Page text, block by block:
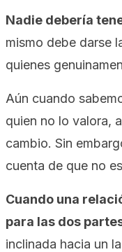
Nadie debería
mismo debe darse
quienes
Aún cuando
quien no lo valora,
cambio. Sin
cuenta de que no
Cuando una
para las dos
inclinada hacia un